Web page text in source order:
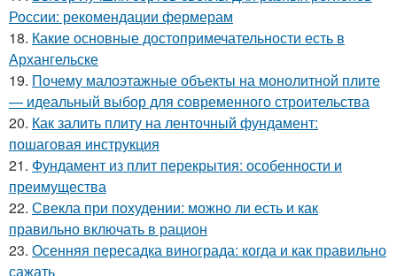
России: рекомендации фермерам
18. Какие основные достопримечательности есть в
Архангельске
19. Почему малоэтажные объекты на монолитной плите
— идеальный выбор для современного строительства
20. Как залить плиту на ленточный фундамент:
пошаговая инструкция
21. Фундамент из плит перекрытия: особенности и
преимущества
22. Свекла при похудении: можно ли есть и как
правильно включать в рацион
23. Осенняя пересадка винограда: когда и как правильно
сажать